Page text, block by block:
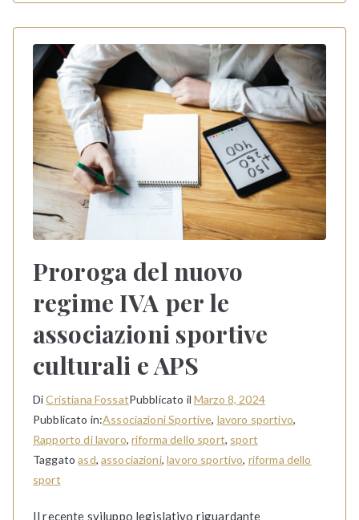
Proroga del nuovo
regime IVA per le
associazioni sportive
culturali e APS
DiCristiana FossatPubblicato il Marzo 8, 2024
Pubblicato in:Associazioni Sportive, lavoro sportivo,
Rapporto di lavoro,riforma dello sport, sport
Taggatoasd, associazioni,lavoro sportivo, riforma dello
sport
Il recente sviluppo legislativo riguardante